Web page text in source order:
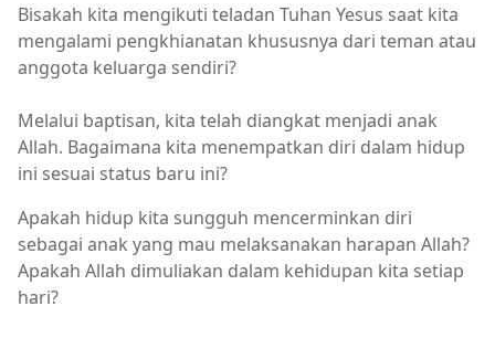
Bisakah kita mengikuti teladan Tuhan Yesus saat kita
mengalami pengkhianatan khususnya dari teman atau
anggota keluarga sendiri?
Melalui baptisan, kita telah diangkat menjadi anak
Allah. Bagaimana kita menempatkan diri dalam hidup
ini sesuai status baru ini?
Apakah hidup kita sungguh mencerminkan diri
sebagai anak yang mau melaksanakan harapan Allah?
Apakah Allah dimuliakan dalam kehidupan kita setiap
hari?